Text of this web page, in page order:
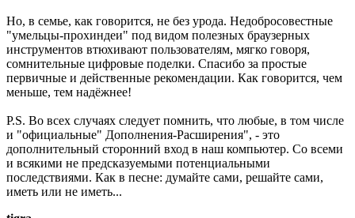
Но, в семье, как говорится, не без урода. Недобросовестные
"умельцы-прохиндеи" под видом полезных браузерных
инструментов втюхивают пользователям, мягко говоря,
сомнительные цифровые поделки. Спасибо за простые
первичные и действенные рекомендации. Как говорится, чем
меньше, тем надёжнее!
P.S. Во всех случаях следует помнить, что любые, в том числе
и "официальные" Дополнения-Расширения", - это
дополнительный сторонний вход в наш компьютер. Со всеми
и всякими не предсказуемыми потенциальными
последствиями. Как в песне: думайте сами, решайте сами,
иметь или не иметь...